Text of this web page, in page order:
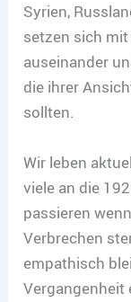
Syrien,
setzen sich
auseinander
die ihrer
sollten.
Wir leben
viele an die
passieren
Verbrechen
empathisch
Vergangenheit